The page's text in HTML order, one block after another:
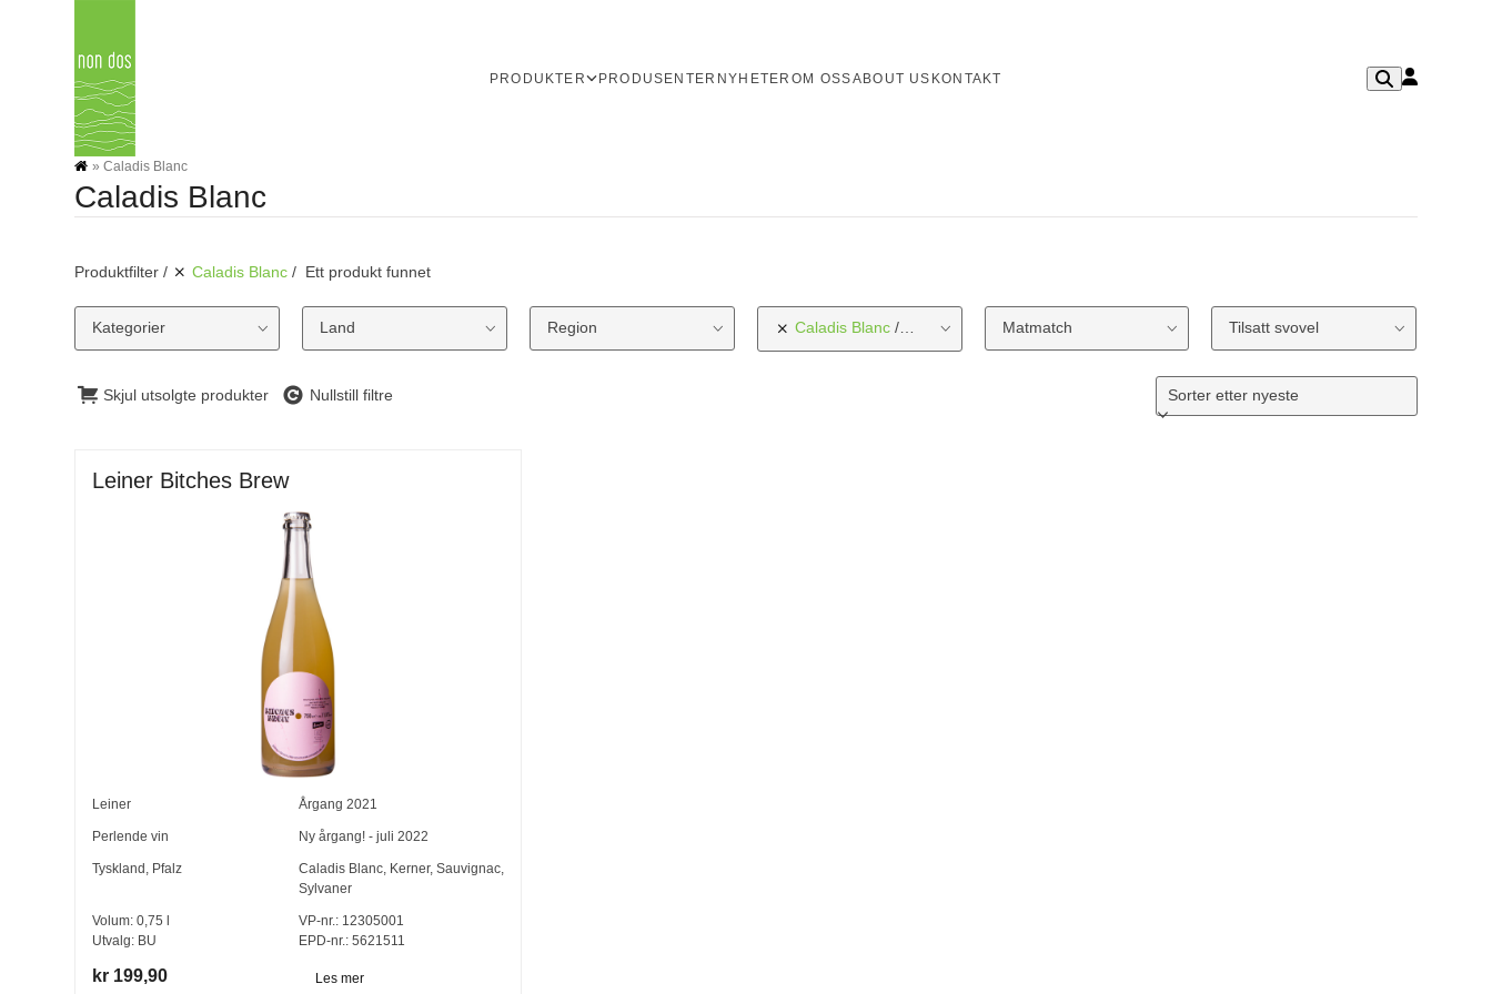
PRODUKTER PRODUSENTER NYHETER OM OSSABOUT US KONTAKT
»Caladis Blanc
Caladis Blanc
Produktfilter Caladis Blanc Ett produkt funnet
Kategorier Land Region Caladis Blanc Druetype Matmatch Tilsatt svovel
Skjul utsolgte produkter Nullstill filtre
Leiner Bitches Brew
Leiner Årgang 2021
Perlende vin Ny årgang! - juli 2022
Tyskland , Pfalz Caladis Blanc, Kerner, Sauvignac,
Sylvaner
Volum:0,75
Utvalg: BU
VP-nr.:12305001
EPD-nr.: 5621511
kr 199,90 Les mer